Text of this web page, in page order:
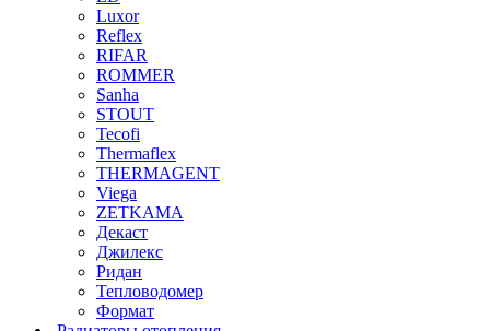
Luxor
Reflex
RIFAR
ROMMER
Sanha
STOUT
Tecofi
Thermaflex
THERMAGENT
Viega
ZETKAMA
Декаст
Джилекс
Ридан
Тепловодомер
Формат